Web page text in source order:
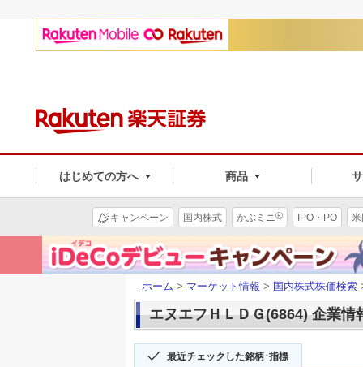
はじめての方へ 商品
キャンペーン 国内株式 かぶミニ® IPO・PO
ホーム > マーケット情報 > 国内株式株価検索
エヌエフＨＬＤＧ(6864) 企業情
最近チェックした銘柄･指標